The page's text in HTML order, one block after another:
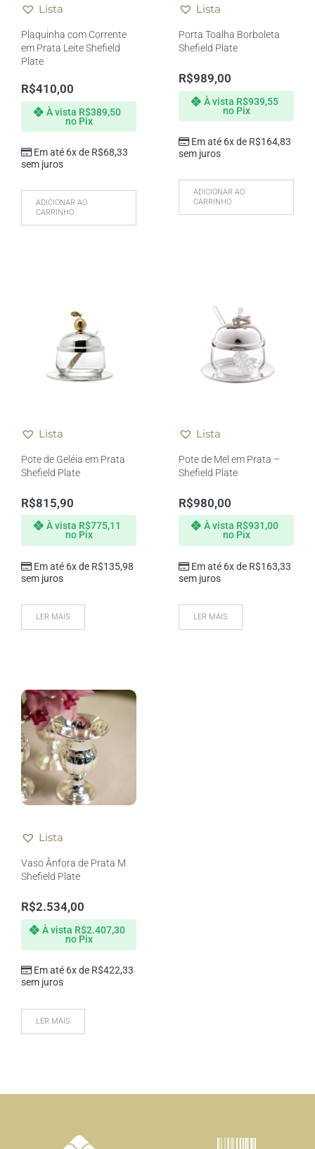
Lista
Plaquinha com Corrente
em Prata Leite Shefield
Plate
R$410,00
Em até 6x de R$68,33
sem juros
À vista R$389,50
no Pix
ADICIONAR AO
CARRINHO
Lista
Porta Toalha Borboleta
Shefield Plate
R$989,00
Em até 6x de R$164,83
sem juros
À vista R$939,55
no Pix
ADICIONAR AO
CARRINHO
Lista
Pote de Geléia em Prata
Shefield Plate
R$815,90
Em até 6x de R$135,98
sem juros
À vista R$775,11
no Pix
LER MAIS
Lista
Pote de Mel em Prata –
Shefield Plate
R$980,00
Em até 6x de R$163,33
sem juros
À vista R$931,00
no Pix
LER MAIS
Lista
Vaso Ânfora de Prata M
Shefield Plate
R$2.534,00
Em até 6x de R$422,33
sem juros
À vista R$2.407,30
no Pix
LER MAIS